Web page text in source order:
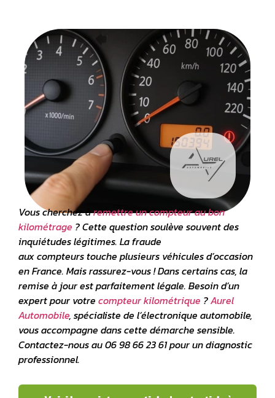
Vous cherchez àremettre un compteur au bon
kilométrage ? Cette question soulève souvent des
inquiétudes légitimes. La fraude
auxcompteurs touche plusieurs véhicules d’occasion
en France. Mais rassurez-vous ! Dans certains cas, la
remise à jour est parfaitement légale. Besoin d’un
expert pour votre compteur kilométrique ?Aurel
Automobile, spécialiste de l’électronique automobile,
vous accompagne dans cette démarche sensible.
Contactez-nous au 06 98 66 23 61 pour un diagnostic
professionnel.